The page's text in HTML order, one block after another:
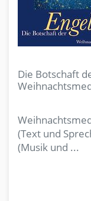
Die Botschaft
(Text und
(Musik und ...